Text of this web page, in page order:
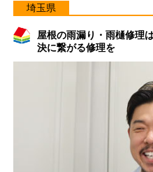
埼玉県
屋根の雨漏り・雨樋修理
決に繋がる修理を